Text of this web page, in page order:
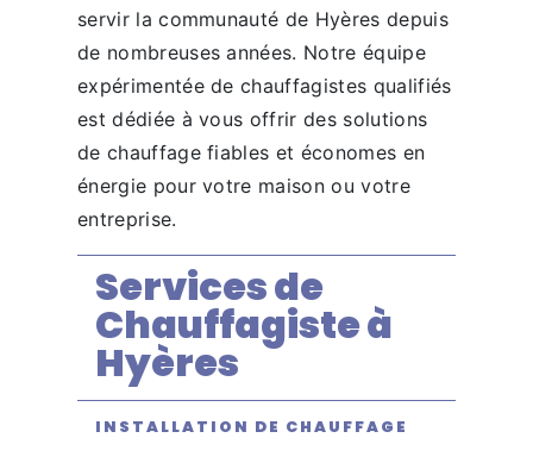
servir la communauté de Hyères depuis
de nombreuses années. Notre équipe
expérimentée de chauffagistes qualifiés
est dédiée à vous offrir des solutions
de chauffage fiables et économes en
énergie pour votre maison ou votre
entreprise.
Services de
Chauffagiste à
Hyères
INSTALLATION DE CHAUFFAGE